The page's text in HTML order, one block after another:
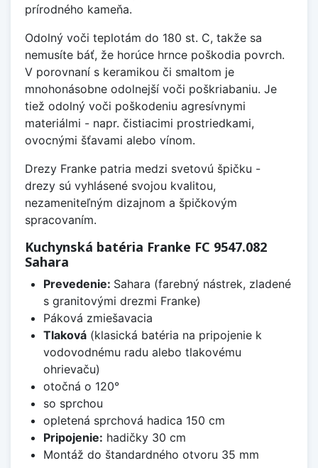
prírodného kameňa.
Odolný voči teplotám do 180 st. C, takže sa
nemusíte báť, že horúce hrnce poškodia povrch.
V porovnaní s keramikou či smaltom je
mnohonásobne odolnejší voči poškriabaniu. Je
tiež odolný voči poškodeniu agresívnymi
materiálmi - napr. čistiacimi prostriedkami,
ovocnými šťavami alebo vínom.
Drezy Franke patria medzi svetovú špičku -
drezy sú vyhlásené svojou kvalitou,
nezameniteľným dizajnom a špičkovým
spracovaním.
Kuchynská batéria Franke FC 9547.082
Sahara
Prevedenie: Sahara (farebný nástrek, zladené
s granitovými drezmi Franke)
Páková zmiešavacia
Tlaková(klasická batéria na pripojenie k
vodovodnému radu alebo tlakovému
ohrievaču)
otočná o 120°
so sprchou
opletená sprchová hadica 150 cm
Pripojenie: hadičky 30 cm
Montáž do štandardného otvoru 35 mm